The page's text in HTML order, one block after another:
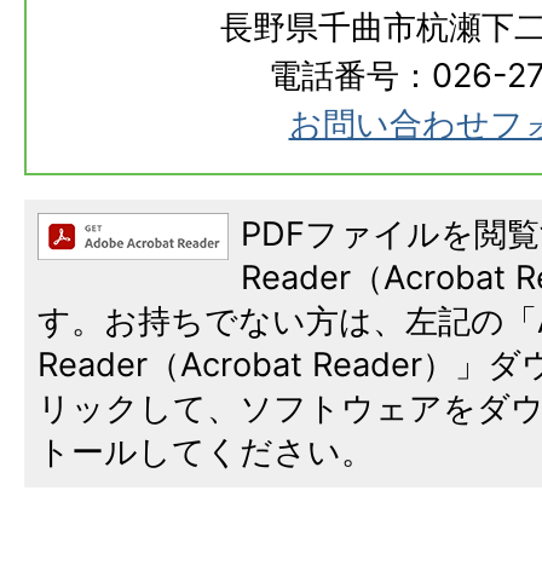
長野県千曲市杭瀬下
電話番号：026-
お問い合わせフ
PDFファイルを閲
Reader（Acrobat
す。お持ちでない方は、左記の
Reader（Acrobat Reader）」ダ
リックして、ソフトウェアをダ
トールしてください。